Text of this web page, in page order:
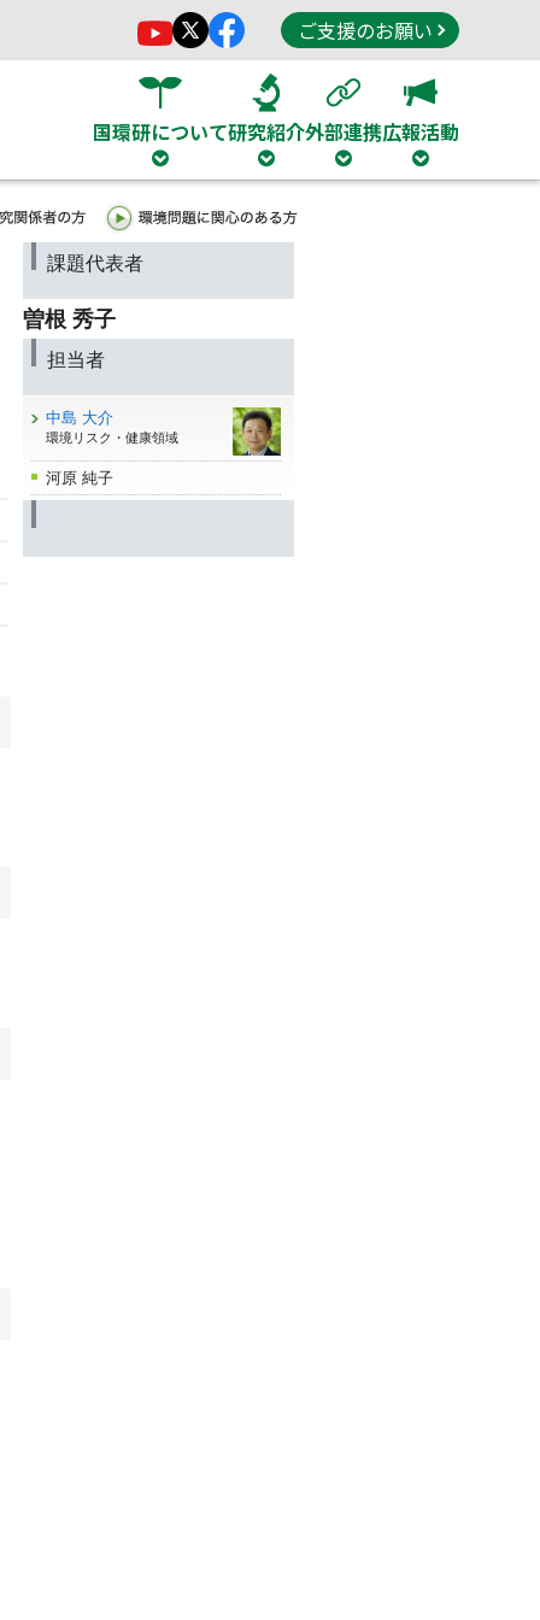
ご支援のお願い
国環研について研究紹介外部連携広報活動
課題代表者
曽根 秀子
担当者
中島 大介
環境リスク・健康領域
河原 純子